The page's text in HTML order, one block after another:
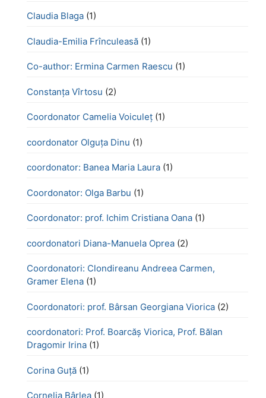
Claudia Blaga (1)
Claudia-Emilia Frînculeasă (1)
Co-author: Ermina Carmen Raescu (1)
Constanța Vîrtosu (2)
Coordonator Camelia Voiculeț (1)
coordonator Olguța Dinu (1)
coordonator: Banea Maria Laura (1)
Coordonator: Olga Barbu (1)
Coordonator: prof. Ichim Cristiana Oana (1)
coordonatori Diana-Manuela Oprea (2)
Coordonatori: Clondireanu Andreea Carmen,
Gramer Elena (1)
Coordonatori: prof. Bârsan Georgiana Viorica (2)
coordonatori: Prof. Boarcăș Viorica, Prof. Bălan
Dragomir Irina (1)
Corina Guță (1)
Cornelia Bârlea (1)